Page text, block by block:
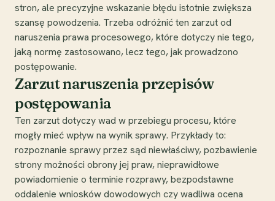
stron, ale precyzyjne wskazanie błędu istotnie zwiększa
szansę powodzenia. Trzeba odróżnić ten zarzut od
naruszenia prawa procesowego, które dotyczy nie tego,
jaką normę zastosowano, lecz tego, jak prowadzono
postępowanie.
Zarzut naruszenia przepisów
postępowania
Ten zarzut dotyczy wad w przebiegu procesu, które
mogły mieć wpływ na wynik sprawy. Przykłady to:
rozpoznanie sprawy przez sąd niewłaściwy, pozbawienie
strony możności obrony jej praw, nieprawidłowe
powiadomienie o terminie rozprawy, bezpodstawne
oddalenie wniosków dowodowych czy wadliwa ocena